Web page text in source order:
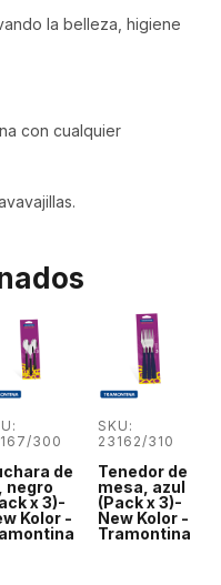
la belleza, higiene
con cualquier
300
de
negro
x 3)-
Kolor -
SKU:
23162/310
Tenedor de
mesa, azul
(Pack x 3)-
New Kolor -
Tramontina